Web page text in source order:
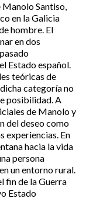
Santiso,
en la Galicia
hombre. El
en dos
Estado español.
teóricas de
categoría no
posibilidad. A
de Manolo y
del deseo como
experiencias. En
hacia la vida
persona
un entorno rural.
fin de la Guerra
Estado